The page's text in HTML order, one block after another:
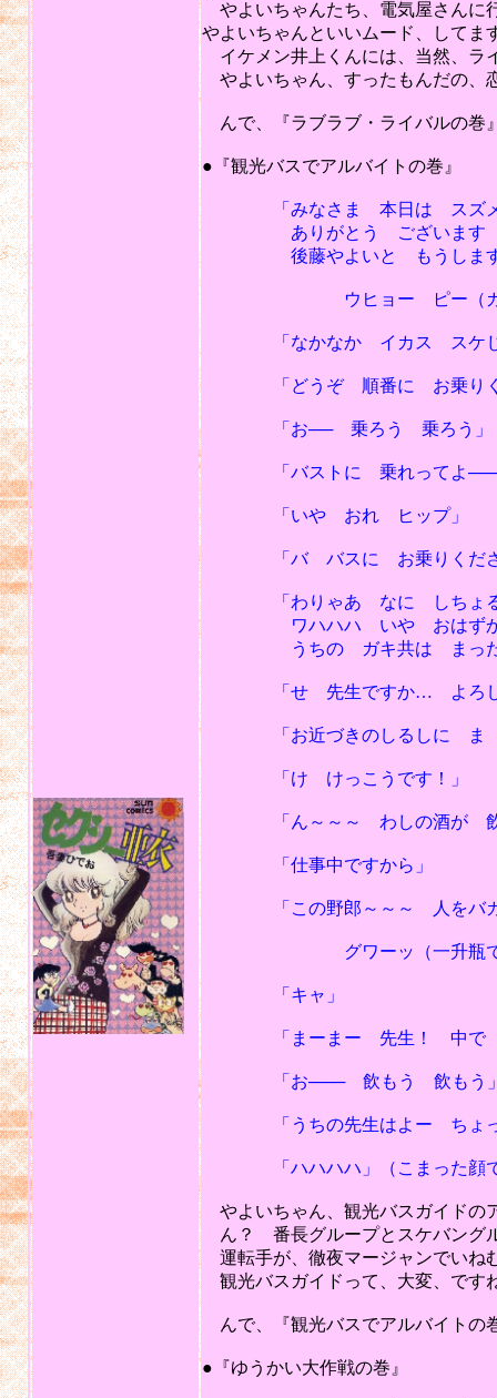
やよいちゃんたち、電気屋さんに
やよいちゃんといいムード、してま
イケメン井上くんには、当然、ラ
やよいちゃん、すったもんだの、
んで、『ラブラブ・ライバルの巻
●『観光バスでアルバイトの巻』
「みなさま 本日は スズメ観
ありがとう ございます 私
後藤やよいと もうしま
ウヒョー ピー（ガラの
「なかなか イカス スケじ
「どうぞ 順番に お乗りく
「お── 乗ろう 乗ろう」
「バストに 乗れってよ
「いや おれ ヒップ」
「バ バスに お乗りくださ
「わりゃあ なに しちょる
ワハハハ いや おはずか
うちの ガキ共は まったく
「せ 先生ですか… よろし
「お近づきのしるしに ま
「け けっこうです！」
「ん～～～ わしの酒が 飲め
「仕事中ですから」
「この野郎～～～ 人をバカ
グワーッ（一升瓶でやよ
「キャ」
「まーまー 先生！ 中で ゆ
「お─── 飲もう 飲もう
「うちの先生はよー ちょっ
「ハハハハ」（こまった顔で
やよいちゃん、観光バスガイドの
ん？ 番長グループとスケバング
運転手が、徹夜マージャンでいね
観光バスガイドって、大変、です
んで、『観光バスでアルバイトの
●『ゆうかい大作戦の巻』